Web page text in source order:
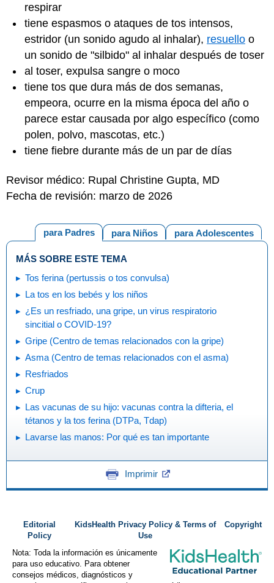
respirar
tiene espasmos o ataques de tos intensos,
estridor (un sonido agudo al inhalar), resuello o
un sonido de "silbido" al inhalar después de toser
al toser, expulsa sangre o moco
tiene tos que dura más de dos semanas,
empeora, ocurre en la misma época del año o
parece estar causada por algo específico (como
polen, polvo, mascotas, etc.)
tiene fiebre durante más de un par de días
Revisor médico: Rupal Christine Gupta, MD
Fecha de revisión: marzo de 2026
para Adolescentes
para Niños
para Padres
MÁS SOBRE ESTE TEMA
Tos ferina (pertussis o tos convulsa)
La tos en los bebés y los niños
¿Es un resfriado, una gripe, un virus respiratorio
sincitial o COVID-19?
Gripe (Centro de temas relacionados con la gripe)
Asma (Centro de temas relacionados con el asma)
Resfriados
Crup
Las vacunas de su hijo: vacunas contra la difteria, el
tétanos y la tos ferina (DTPa, Tdap)
Lavarse las manos: Por qué es tan importante
Imprimir
Editorial
Policy
KidsHealth Privacy Policy & Terms of
Use
Copyright
Nota: Toda la información es únicamente
para uso educativo. Para obtener
consejos médicos, diagnósticos y